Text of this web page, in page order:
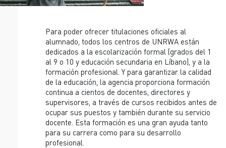
Para poder ofrecer titulaciones oficiales al
alumnado, todos los centros de UNRWA están
dedicados a la escolarización formal (grados del 1
al 9 o 10 y educación secundaria en Líbano), y a la
formación profesional. Y para garantizar la calidad
de la educación, la agencia proporciona formación
continua a cientos de docentes, directores y
supervisores, a través de cursos recibidos antes de
ocupar sus puestos y también durante su servicio
docente. Esta formación es una gran ayuda tanto
para su carrera como para su desarrollo
profesional.